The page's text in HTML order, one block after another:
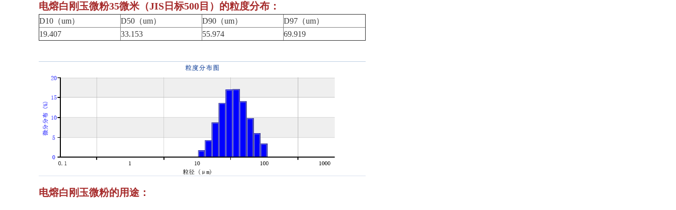
电熔白刚玉微粉35微米（JIS日标500目）的粒度分布：
D10（um） D50（um） D90（um）
D97（um）
19.407
33.153 55.974 69.919
电熔白刚玉微粉的用途：